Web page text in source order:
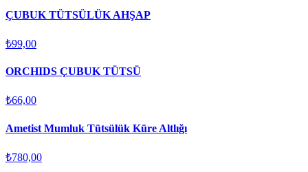
ÇUBUK TÜTSÜLÜK AHŞAP
₺99,00
ORCHIDS ÇUBUK TÜTSÜ
₺66,00
Ametist Mumluk Tütsülük Küre Altlığı
₺780,00